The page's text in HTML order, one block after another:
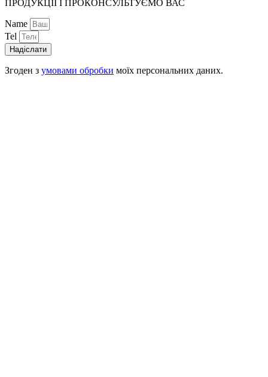
ПРОДУКЦІЇ І ПРОКОНСУЛЬТУЄМО ВАС
Name
Tel
Надіслати
Згоден з умовами обробки моїх персональних даних.